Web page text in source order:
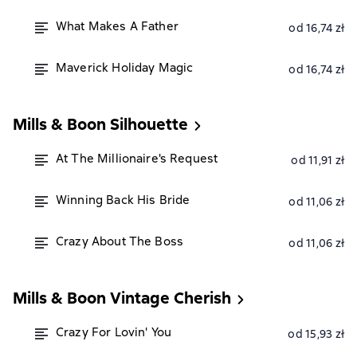
What Makes A Father od 16,74 zł
Maverick Holiday Magic od 16,74 zł
Mills & Boon Silhouette
At The Millionaire's Request od 11,91 zł
Winning Back His Bride od 11,06 zł
Crazy About The Boss od 11,06 zł
Mills & Boon Vintage Cherish
Crazy For Lovin' You od 15,93 zł